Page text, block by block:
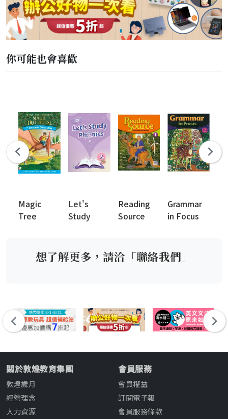
你可能也會喜歡
Magic
Tree
Let's
Study
Edition
Reading
Source
Grammar
in Focus
想了解更多，請洽「聯絡我們」
關於敦煌教育集團
敦煌歲月
經營理念
人力資源
會員服務
會員權益
訂閱電子報
會員服務條款